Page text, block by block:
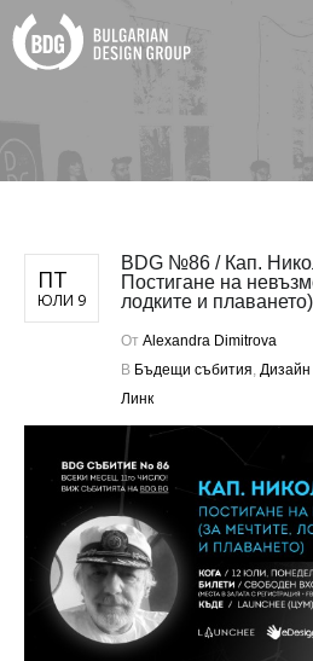
ПТ
ЮЛИ 9
BDG №86 / Кап.
Постигане на
лодките и плаването)
От Alexandra Dimitrova
В Бъдещи събития, Дизайн
Линк